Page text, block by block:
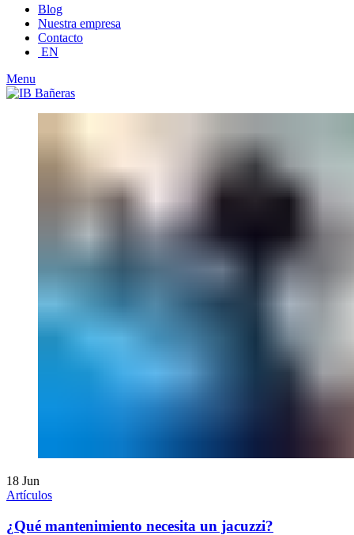
Blog
Nuestra empresa
Contacto
EN
Menu
18 Jun
Artículos
¿Qué mantenimiento necesita un jacuzzi?